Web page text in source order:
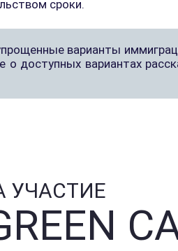
сроки.
варианты
о доступных вариантах
УЧАСТИЕ